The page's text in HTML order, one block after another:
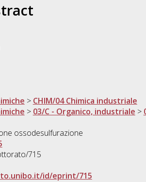
> CHIM/04 Chimica industriale
> 03/C - Organico, industriale >
ossodesulfurazione
715
id/eprint/715